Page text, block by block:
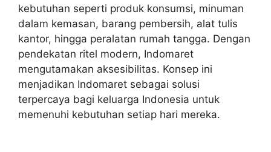
kebutuhan seperti produk konsumsi, minuman
dalam kemasan, barang pembersih, alat tulis
kantor, hingga peralatan rumah tangga. Dengan
pendekatan ritel modern, Indomaret
mengutamakan aksesibilitas. Konsep ini
menjadikan Indomaret sebagai solusi
terpercaya bagi keluarga Indonesia untuk
memenuhi kebutuhan setiap hari mereka.